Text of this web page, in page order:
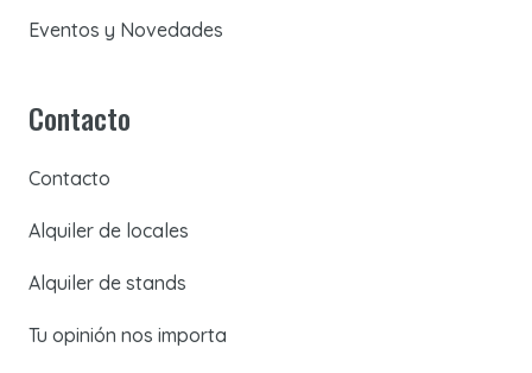
Eventos y Novedades
Contacto
Contacto
Alquiler de locales
Alquiler de stands
Tu opinión nos importa